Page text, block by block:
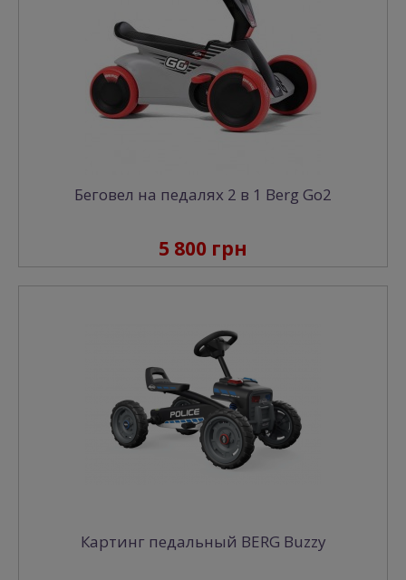
Беговел на педалях 2 в 1 Berg Go2
5 800 грн
Картинг педальный BERG Buzzy